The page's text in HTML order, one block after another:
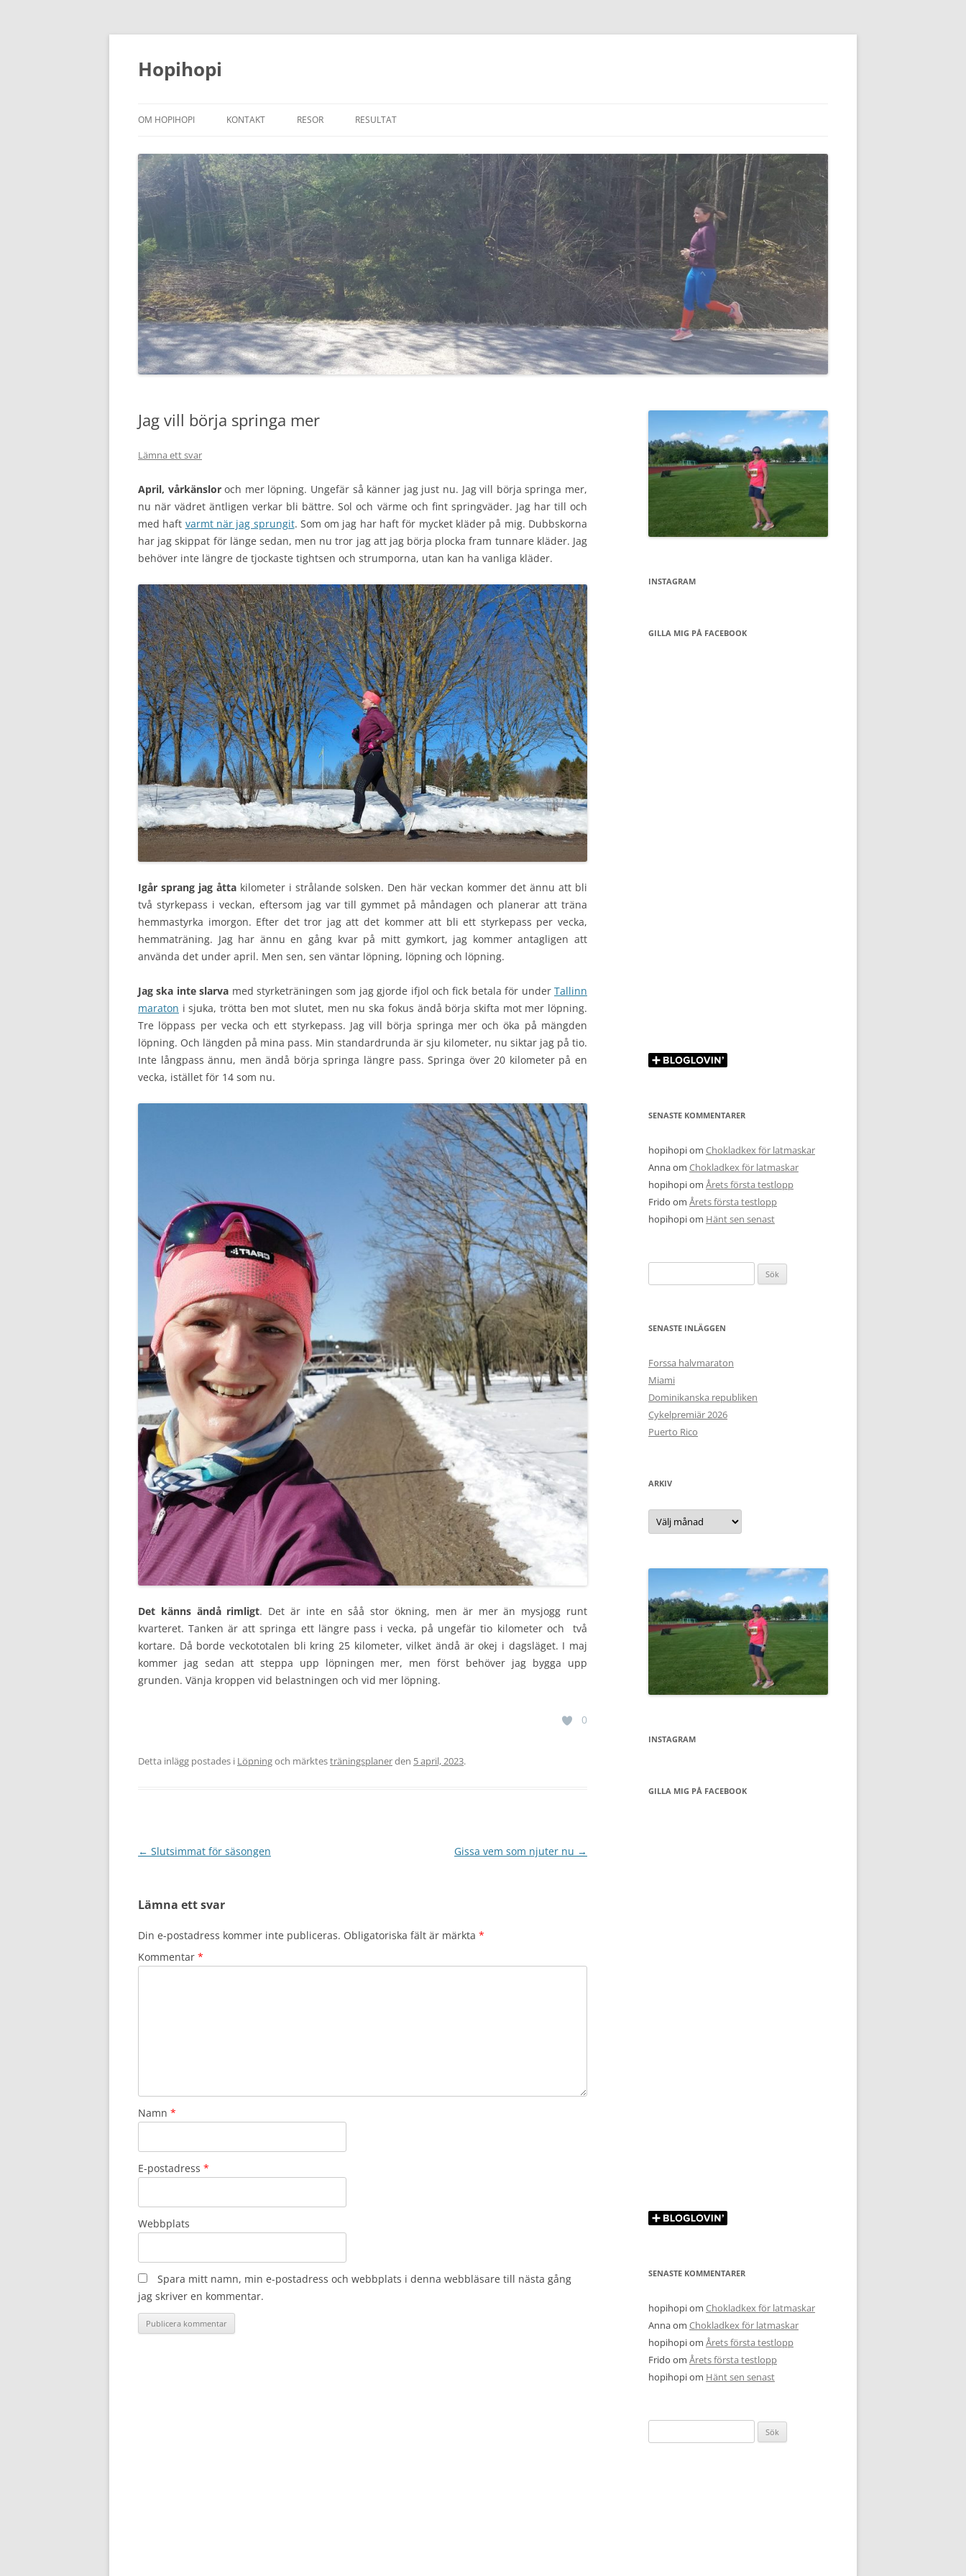
Hoppa
Hopihopi
OM HOPIHOPI KONTAKT RESOR RESULTAT
Jag vill börja springa mer
Lämna ett svar
April, vårkänsloroch mer löpning. Ungefär så känner jag just nu. Jag vill börja springa mer,
nu när vädret äntligen verkar bli bättre. Sol och värme och fint springväder. Jag har till och
med haft varmt när jag sprungit. Som om jag har haft för mycket kläder på mig. Dubbskorna
har jag skippat för länge sedan, men nu tror jag att jag börja plocka fram tunnare kläder. Jag
behöver inte längre de tjockaste tightsen och strumporna, utan kan ha vanliga kläder.
Igår sprang jag åtta kilometer i strålande solsken. Den här veckan kommer det ännu att bli
två styrkepass i veckan, eftersom jag var till gymmet på måndagen och planerar att träna
hemmastyrka imorgon. Efter det tror jag att det kommer att bli ett styrkepass per vecka,
hemmaträning. Jag har ännu en gång kvar på mitt gymkort, jag kommer antagligen att
använda det under april. Men sen, sen väntar löpning, löpning och löpning.
Jag ska inte slarva med styrketräningen som jag gjorde ifjol och fick betala för under Tallinn
maraton i sjuka, trötta ben mot slutet, men nu ska fokus ändå börja skifta mot mer löpning.
Tre löppass per vecka och ett styrkepass. Jag vill börja springa mer och öka på mängden
löpning. Och längden på mina pass. Min standardrunda är sju kilometer, nu siktar jag på tio.
Inte långpass ännu, men ändå börja springa längre pass. Springa över 20 kilometer på en
vecka, istället för 14 som nu.
Det känns ändå rimligt. Det är inte en såå stor ökning, men är mer än mysjogg runt
kvarteret. Tanken är att springa ett längre pass i vecka, på ungefär tio kilometer och två
kortare. Då borde veckototalen bli kring 25 kilometer, vilket ändå är okej i dagsläget. I maj
kommer jag sedan att steppa upp löpningen mer, men först behöver jag bygga upp
grunden. Vänja kroppen vid belastningen och vid mer löpning.
0
Detta inlägg postades i Löpningoch märktesträningsplanerden 5 april, 2023.
Inläggsnavigering
← Slutsimmat för säsongen Gissa vem som njuter nu →
Lämna ett svar
Din e-postadress kommer inte publiceras. Obligatoriska fält är märkta *
Kommentar *
Namn *
E-postadress *
Webbplats
Spara mitt namn, min e-postadress och webbplats i denna webbläsare till nästa gång
jag skriver en kommentar.
INSTAGRAM
GILLA MIG PÅ FACEBOOK
SENASTE KOMMENTARER
hopihopiom Chokladkex för latmaskar
Annaom Chokladkex för latmaskar
hopihopiom Årets första testlopp
Frido om Årets första testlopp
hopihopiom Hänt sen senast
efter:
SENASTE INLÄGGEN
Forssa halvmaraton
Miami
Dominikanska republiken
Cykelpremiär 2026
Puerto Rico
ARKIV
Arkiv
INSTAGRAM
GILLA MIG PÅ FACEBOOK
SENASTE KOMMENTARER
hopihopiom Chokladkex för latmaskar
Annaom Chokladkex för latmaskar
hopihopiom Årets första testlopp
Frido om Årets första testlopp
hopihopiom Hänt sen senast
efter: